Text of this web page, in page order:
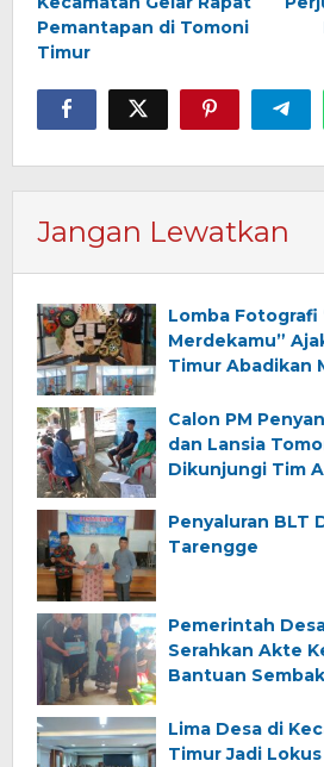
Pemantapan di Tomoni
Timur
Jangan Lewatkan
Lomba
Merdekamu”
Timur Abadikan
Calon PM
dan Lansia
Dikunjungi Tim
Penyaluran BLT
Tarengge
Pemerintah
Serahkan Akte
Bantuan
Lima Desa di
Timur Jadi